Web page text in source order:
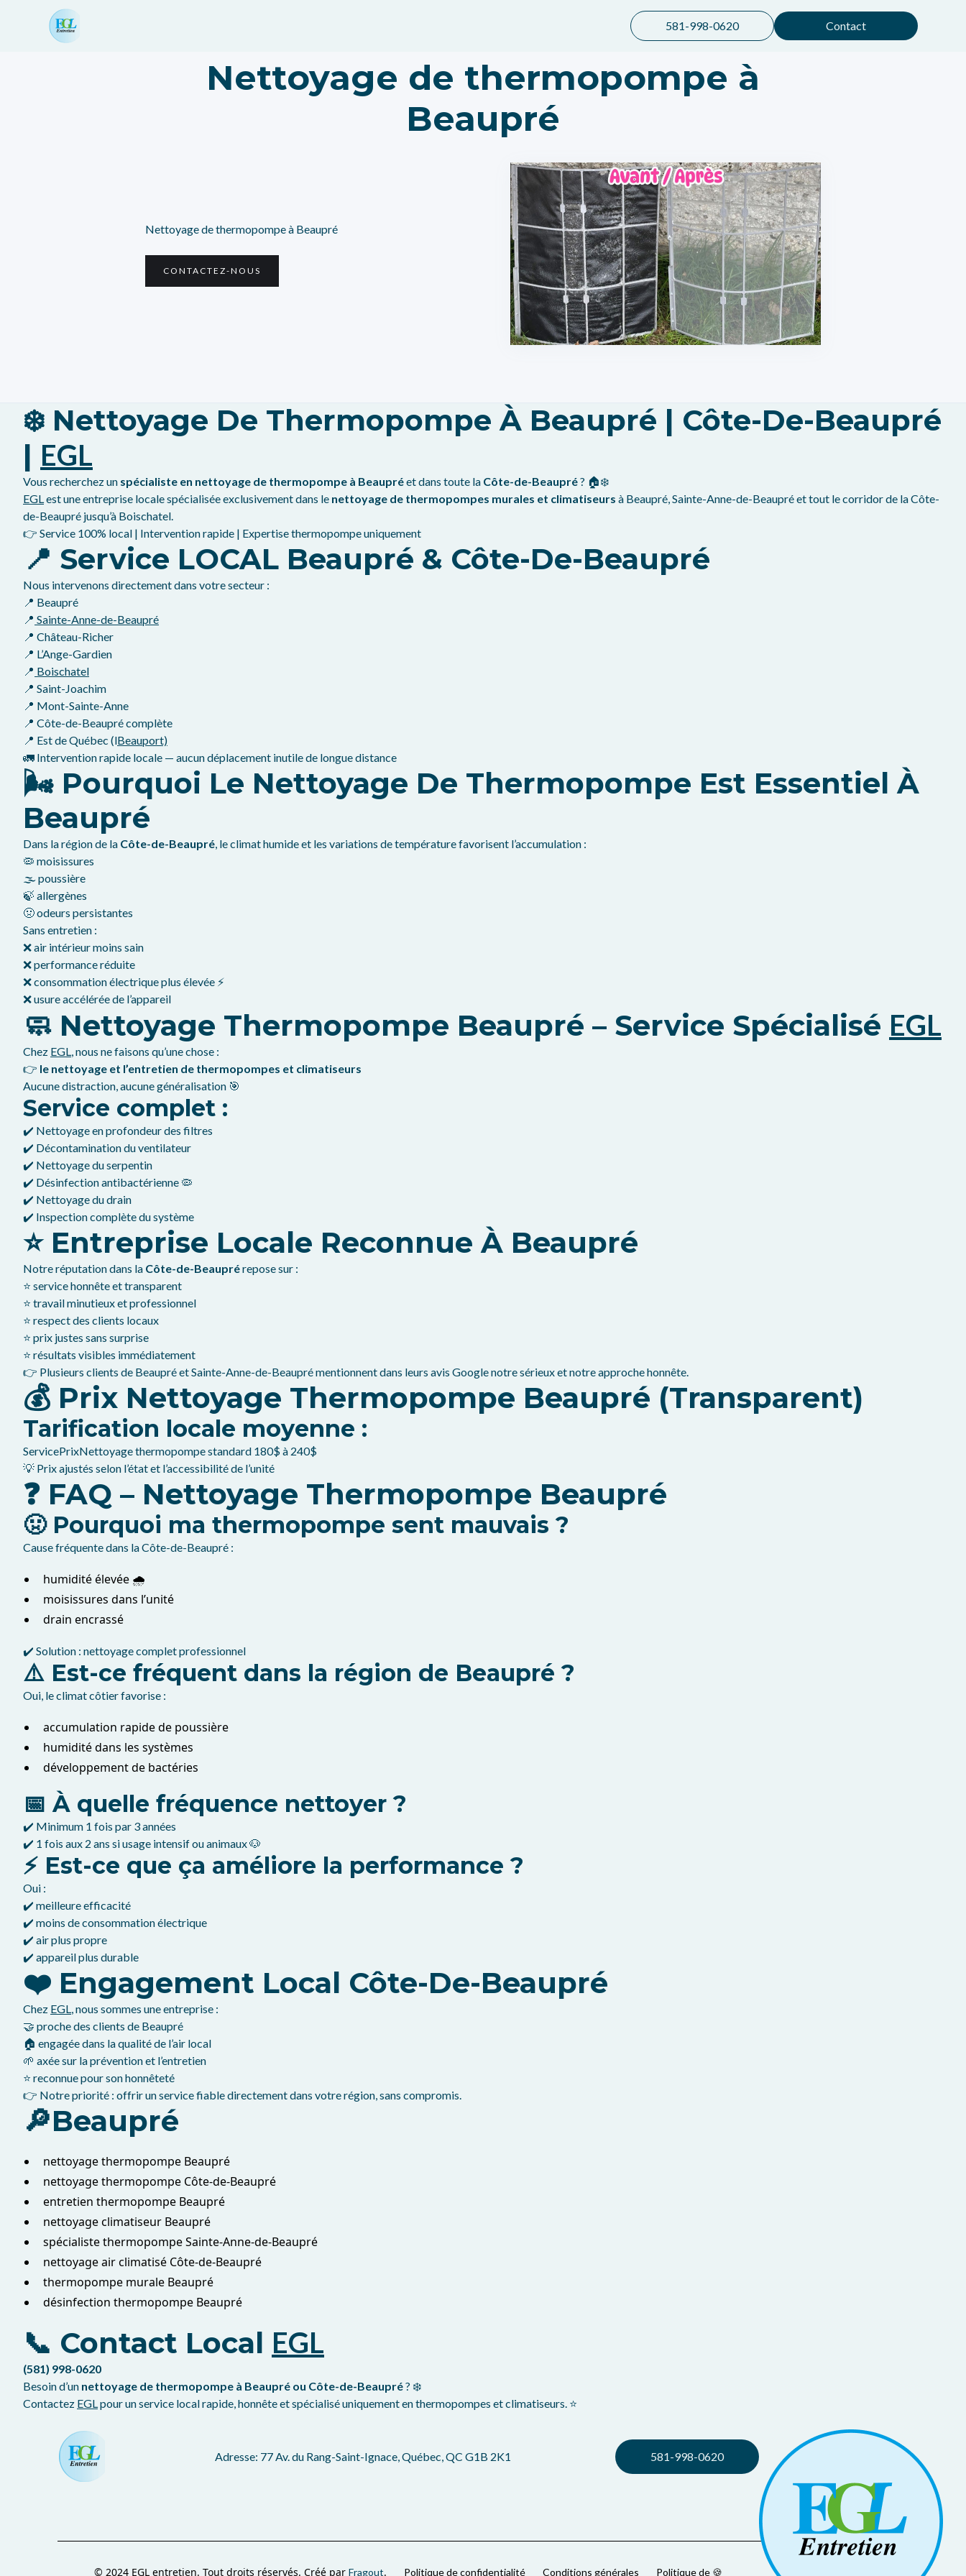
581-998-0620 Contact
Nettoyage de thermopompe à
Beaupré
Nettoyage de thermopompe à Beaupré
CONTACTEZ-NOUS
❄️ Nettoyage De Thermopompe À Beaupré | Côte-De-Beaupré
| EGL
Vous recherchez un spécialiste en nettoyage de thermopompe à Beaupréet dans toute la Côte-de-Beaupré? 🏠❄️
EGLest une entreprise locale spécialisée exclusivement dans le nettoyage de thermopompes murales et climatiseurs à Beaupré, Sainte-Anne-de-Beaupré et tout le corridor de la Côte-
de-Beaupré jusqu’à Boischatel.
👉 Service 100% local | Intervention rapide | Expertise thermopompe uniquement
📍 Service LOCAL Beaupré & Côte-De-Beaupré
Nous intervenons directement dans votre secteur :
📍 Beaupré
📍 Sainte-Anne-de-Beaupré
📍 Château-Richer
📍 L’Ange-Gardien
📍 Boischatel
📍 Saint-Joachim
📍 Mont-Sainte-Anne
📍 Côte-de-Beaupré complète
📍 Est de Québec (lBeauport)
🚛 Intervention rapide locale — aucun déplacement inutile de longue distance
🌬️ Pourquoi Le Nettoyage De Thermopompe Est Essentiel À
Beaupré
Dans la région de la Côte-de-Beaupré, le climat humide et les variations de température favorisent l’accumulation :
🦠 moisissures
🌫️ poussière
🍃 allergènes
🤢 odeurs persistantes
Sans entretien :
❌ air intérieur moins sain
❌ performance réduite
❌ consommation électrique plus élevée ⚡
❌ usure accélérée de l’appareil
🧼 Nettoyage Thermopompe Beaupré – Service Spécialisé EGL
Chez EGL, nous ne faisons qu’une chose :
👉 le nettoyage et l’entretien de thermopompes et climatiseurs
Aucune distraction, aucune généralisation 🎯
Service complet :
✔️ Nettoyage en profondeur des filtres
✔️ Décontamination du ventilateur
✔️ Nettoyage du serpentin
✔️ Désinfection antibactérienne 🦠
✔️ Nettoyage du drain
✔️ Inspection complète du système
⭐ Entreprise Locale Reconnue À Beaupré
Notre réputation dans la Côte-de-Beauprérepose sur :
⭐ service honnête et transparent
⭐ travail minutieux et professionnel
⭐ respect des clients locaux
⭐ prix justes sans surprise
⭐ résultats visibles immédiatement
👉 Plusieurs clients de Beaupré et Sainte-Anne-de-Beaupré mentionnent dans leurs avis Google notre sérieux et notre approche honnête.
💰 Prix Nettoyage Thermopompe Beaupré (transparent)
Tarification locale moyenne :
ServicePrixNettoyage thermopompe standard 180$ à 240$
💡 Prix ajustés selon l’état et l’accessibilité de l’unité
❓ FAQ – Nettoyage Thermopompe Beaupré
🤢 Pourquoi ma thermopompe sent mauvais ?
Cause fréquente dans la Côte-de-Beaupré :
humidité élevée 🌧️
moisissures dans l’unité
drain encrassé
✔️ Solution : nettoyage complet professionnel
⚠️ Est-ce fréquent dans la région de Beaupré ?
Oui, le climat côtier favorise :
accumulation rapide de poussière
humidité dans les systèmes
développement de bactéries
📅 À quelle fréquence nettoyer ?
✔️ Minimum 1 fois par 3 années
✔️ 1 fois aux 2 ans si usage intensif ou animaux 🐶
⚡ Est-ce que ça améliore la performance ?
Oui :
✔️ meilleure efficacité
✔️ moins de consommation électrique
✔️ air plus propre
✔️ appareil plus durable
❤️ Engagement Local Côte-De-Beaupré
Chez EGL, nous sommes une entreprise :
🤝 proche des clients de Beaupré
🏠 engagée dans la qualité de l’air local
🌱 axée sur la prévention et l’entretien
⭐ reconnue pour son honnêteté
👉 Notre priorité : offrir un service fiable directement dans votre région, sans compromis.
🔎Beaupré
nettoyage thermopompe Beaupré
nettoyage thermopompe Côte-de-Beaupré
entretien thermopompe Beaupré
nettoyage climatiseur Beaupré
spécialiste thermopompe Sainte-Anne-de-Beaupré
nettoyage air climatisé Côte-de-Beaupré
thermopompe murale Beaupré
désinfection thermopompe Beaupré
📞 Contact Local EGL
(581) 998-0620
Besoin d’un nettoyage de thermopompe à Beaupré ou Côte-de-Beaupré? ❄️
Contactez EGLpour un service local rapide, honnête et spécialisé uniquement en thermopompes et climatiseurs. ⭐
Adresse: 77 Av. du Rang-Saint-Ignace, Québec, QC G1B 2K1 581-998-0620
© 2024 EGL entretien. Tout droits réservés. Créé par Fragout. Politique de confidentialité Conditions générales Politique de 🍪